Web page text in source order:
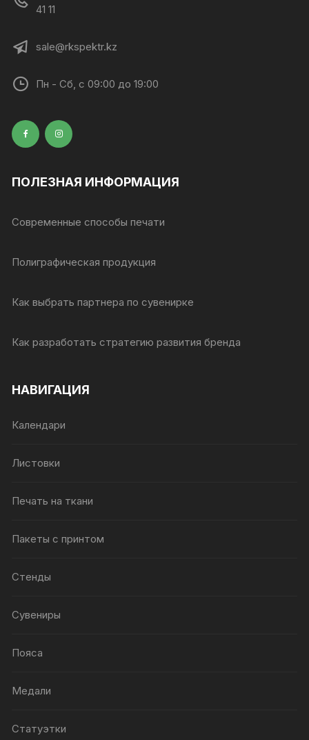
41 11
sale@rkspektr.kz
Пн - Сб, с 09:00 до 19:00
ПОЛЕЗНАЯ ИНФОРМАЦИЯ
Современные способы печати
Полиграфическая продукция
Как выбрать партнера по сувенирке
Как разработать стратегию развития бренда
НАВИГАЦИЯ
Календари
Листовки
Печать на ткани
Пакеты с принтом
Стенды
Сувениры
Пояса
Медали
Статуэтки